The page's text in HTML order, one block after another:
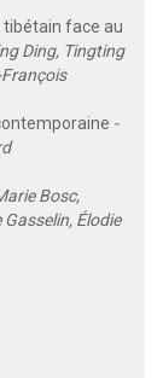
tibétain face au
Ding, Tingting
-
Bosc,
Élodie